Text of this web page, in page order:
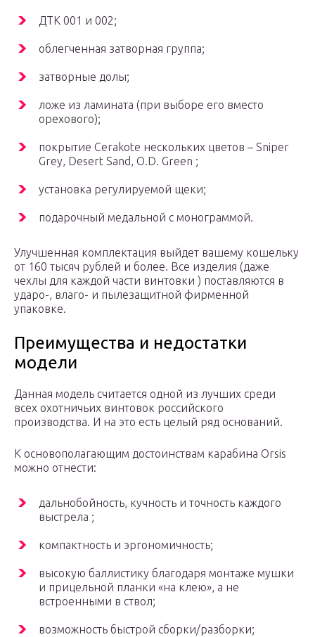
ДТК 001 и 002;
облегченная затворная группа;
затворные долы;
ложе из ламината (при выборе его вместо
орехового);
покрытие Cerakote нескольких цветов – Sniper
Grey, Desert Sand, O.D. Green ;
установка регулируемой щеки;
подарочный медальной с монограммой.
Улучшенная комплектация выйдет вашему кошельку
от 160 тысяч рублей и более. Все изделия (даже
чехлы для каждой части винтовки ) поставляются в
ударо-, влаго- и пылезащитной фирменной
упаковке.
Преимущества и недостатки
модели
Данная модель считается одной из лучших среди
всех охотничьих винтовок российского
производства. И на это есть целый ряд оснований.
К основополагающим достоинствам карабина Orsis
можно отнести:
дальнобойность, кучность и точность каждого
выстрела ;
компактность и эргономичность;
высокую баллистику благодаря монтаже мушки
и прицельной планки «на клею», а не
встроенными в ствол;
возможность быстрой сборки/разборки;